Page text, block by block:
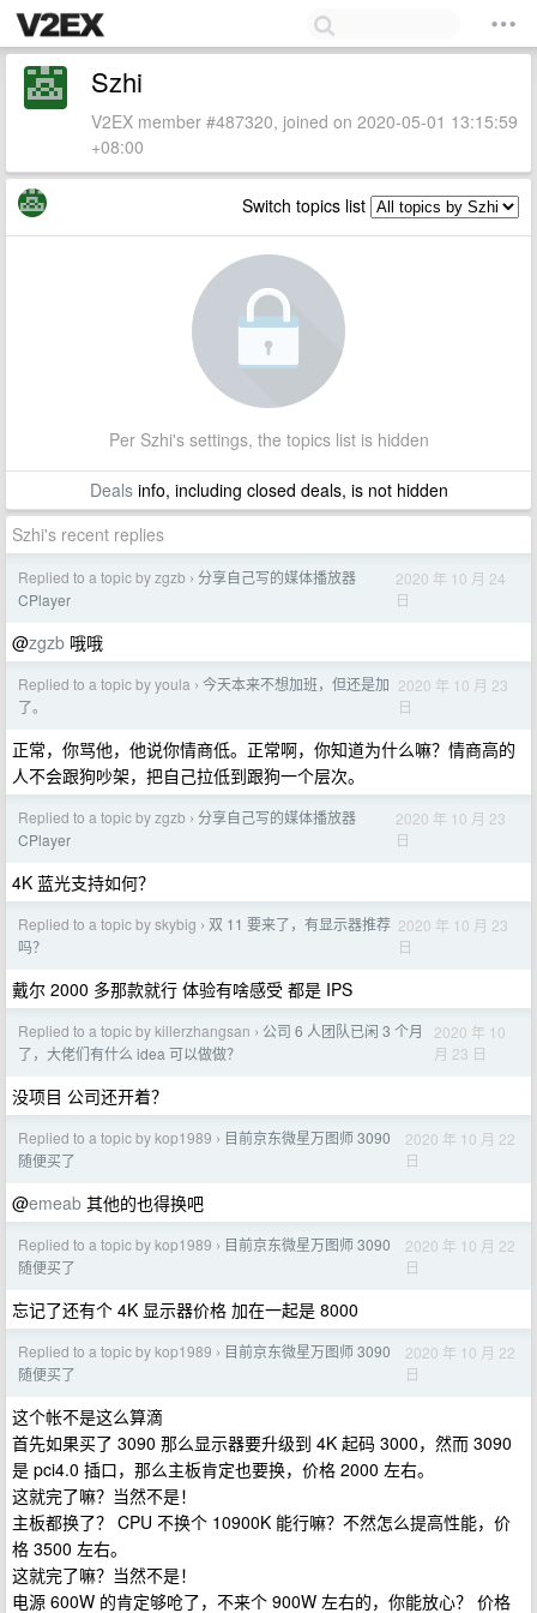
Szhi
V2EX member #487320, joined on 2020-05-01 13:15:59
+08:00
Switch topics list
Per Szhi's settings, the topics list is hidden
Dealsinfo, including closed deals, is not hidden
Szhi's recent replies
Replied to a topic by zgzb › 分享自己写的媒体播放器
CPlayer
2020 年 10 月 24
日
@zgzb 哦哦
Replied to a topic by youla › 今天本来不想加班，但还是加
了。
2020 年 10 月 23
日
正常，你骂他，他说你情商低。正常啊，你知道为什么嘛？情商高的
人不会跟狗吵架，把自己拉低到跟狗一个层次。
Replied to a topic by zgzb › 分享自己写的媒体播放器
CPlayer
2020 年 10 月 23
日
4K 蓝光支持如何？
Replied to a topic by skybig › 双 11 要来了，有显示器推荐
吗？
2020 年 10 月 23
日
戴尔 2000 多那款就行 体验有啥感受 都是 IPS
Replied to a topic by killerzhangsan › 公司 6 人团队已闲 3 个月
了，大佬们有什么 idea 可以做做？
2020 年 10
月 23 日
没项目 公司还开着？
Replied to a topic by kop1989 › 目前京东微星万图师 3090
随便买了
2020 年 10 月 22
日
@emeab 其他的也得换吧
Replied to a topic by kop1989 › 目前京东微星万图师 3090
随便买了
2020 年 10 月 22
日
忘记了还有个 4K 显示器价格 加在一起是 8000
Replied to a topic by kop1989 › 目前京东微星万图师 3090
随便买了
2020 年 10 月 22
日
这个帐不是这么算滴
首先如果买了 3090 那么显示器要升级到 4K 起码 3000，然而 3090
是 pci4.0 插口，那么主板肯定也要换，价格 2000 左右。
这就完了嘛？当然不是！
主板都换了？ CPU 不换个 10900K 能行嘛？不然怎么提高性能，价
格 3500 左右。
这就完了嘛？当然不是！
电源 600W 的肯定够呛了，不来个 900W 左右的，你能放心？ 价格